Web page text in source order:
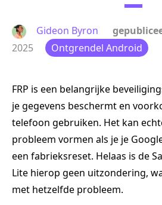
Gideon Byron
2025
Ontgrendel Android
FRP is een belangrijke
je gegevens beschermt en
telefoon gebruiken. Het kan
probleem vormen als je je
een fabrieksreset. Helaas is de
Lite hierop geen uitzondering,
met hetzelfde probleem.